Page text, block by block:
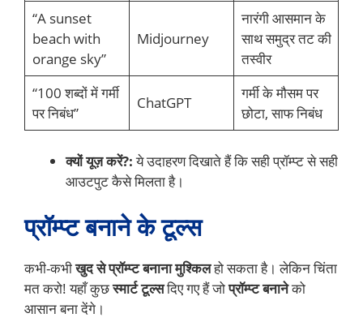
“A sunset
beach with
orange sky”
Midjourney
नारंगी आसमान के
साथ समुद्र तट की
तस्वीर
“100 शब्दों में गर्मी
पर निबंध”
ChatGPT
गर्मी के मौसम पर
छोटा, साफ निबंध
क्यों यूज़ करें?:ये उदाहरण दिखाते हैं कि सही प्रॉम्प्ट से सही
आउटपुट कैसे मिलता है।
प्रॉम्प्ट बनाने के टूल्स
कभी-कभीखुद से प्रॉम्प्ट बनाना मुश्किलहो सकता है। लेकिन चिंता
मत करो! यहाँ कुछस्मार्ट टूल्सदिए गए हैं जोप्रॉम्प्ट बनानेको
आसान बना देंगे।